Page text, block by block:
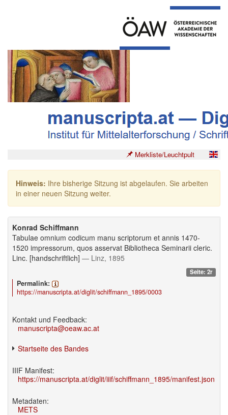
Merkliste/Leuchtpult
Hinweis: Ihre bisherige Sitzung ist abgelaufen. Sie arbeiten
in einer neuen Sitzung weiter.
Konrad Schiffmann
Tabulae omnium codicum manu scriptorum et annis 1470-
1520 impressorum, quos asservat Bibliotheca Seminarii cleric.
Linc. [handschriftlich] — Linz, 1895
Seite: 2r
Permalink:
https://manuscripta.at/diglit/schiffmann_1895/0003
Kontakt und Feedback:
manuscripta@oeaw.ac.at
Startseite des Bandes
IIIF Manifest:
https://manuscripta.at/diglit/iiif/schiffmann_1895/manifest.json
Metadaten:
METS